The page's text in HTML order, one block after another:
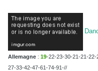
Allemagne : 19-22-23-30-21-21-
27-33-42-47-61-74-91-//